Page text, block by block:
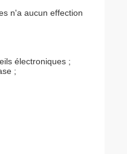
n'a aucun effection
électroniques ;
;